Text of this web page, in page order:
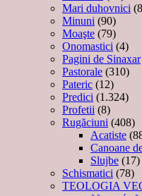
Mari duhovnici
Minuni (90)
Moaşte (79)
Onomastici (4)
Pagini de Sinaxar
Pastorale (310)
Pateric (12)
Predici (1.324)
Profetii (8)
Rugăciuni (408)
Acatiste
Canoane
Slujbe (17)
Schismatici (78)
TEOLOGIA